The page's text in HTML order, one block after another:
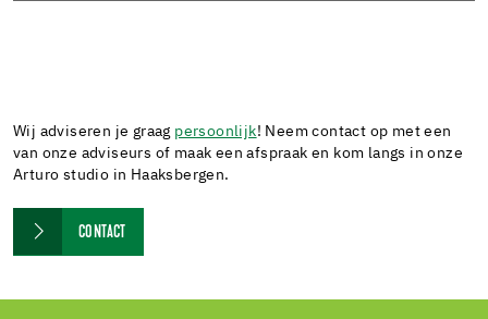
Wij adviseren je graag persoonlijk! Neem contact op met een
van onze adviseurs of maak een afspraak en kom langs in onze
Arturo studio in Haaksbergen.
CONTACT